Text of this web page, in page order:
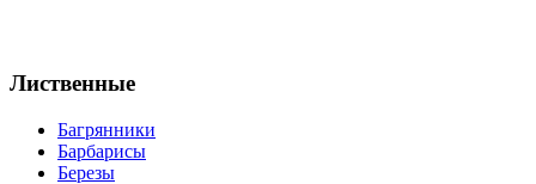
Лиственные
Багрянники
Барбарисы
Березы